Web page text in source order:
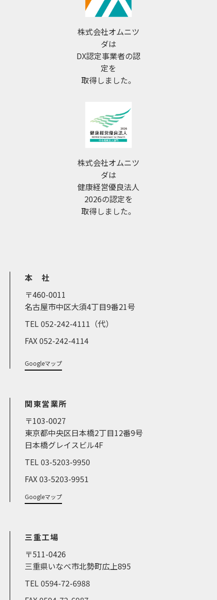
株式会社オムニツ
ダは
DX認定事業者の認
定を
取得しました。
株式会社オムニツ
ダは
健康経営優良法人
2026の認定を
取得しました。
本 社
〒460-0011
名古屋市中区大須4丁目9番21号
TEL 052-242-4111（代）
FAX 052-242-4114
Googleマップ
関東営業所
〒103-0027
東京都中央区日本橋2丁目12番9号
日本橋グレイスビル4F
TEL 03-5203-9950
FAX 03-5203-9951
Googleマップ
三重工場
〒511-0426
三重県いなべ市北勢町広上895
TEL 0594-72-6988